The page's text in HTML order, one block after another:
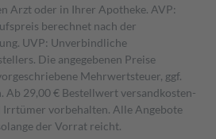
Arzt oder in Ihrer Apotheke. AVP:
berechnet nach der
UVP: Unverbindliche
Die angegebenen Preise
Mehrwertsteuer, ggf.
Ab 29,00 € Bestell­wert versand­kosten­
Irrtümer vorbehalten. Alle Angebote
der Vorrat reicht.